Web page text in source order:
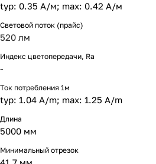
typ: 0.35 А/м; max: 0.42 А/м
Световой поток (прайс)
520 лм
Индекс цветопередачи, Ra
-
Ток потребления 1м
typ: 1.04 A/m; max: 1.25 A/m
Длина
5000 мм
Минимальный отрезок